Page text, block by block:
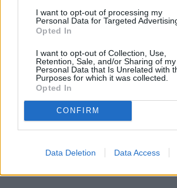
I want to opt-out of processing my
Personal Data for Targeted
Opted In
I want to opt-out of Collection, Use,
Retention, Sale, and/or Sharing of my
Personal Data that Is Unrelated with
Purposes for which it was collected.
Opted In
CONFIRM
Data Deletion Data Access